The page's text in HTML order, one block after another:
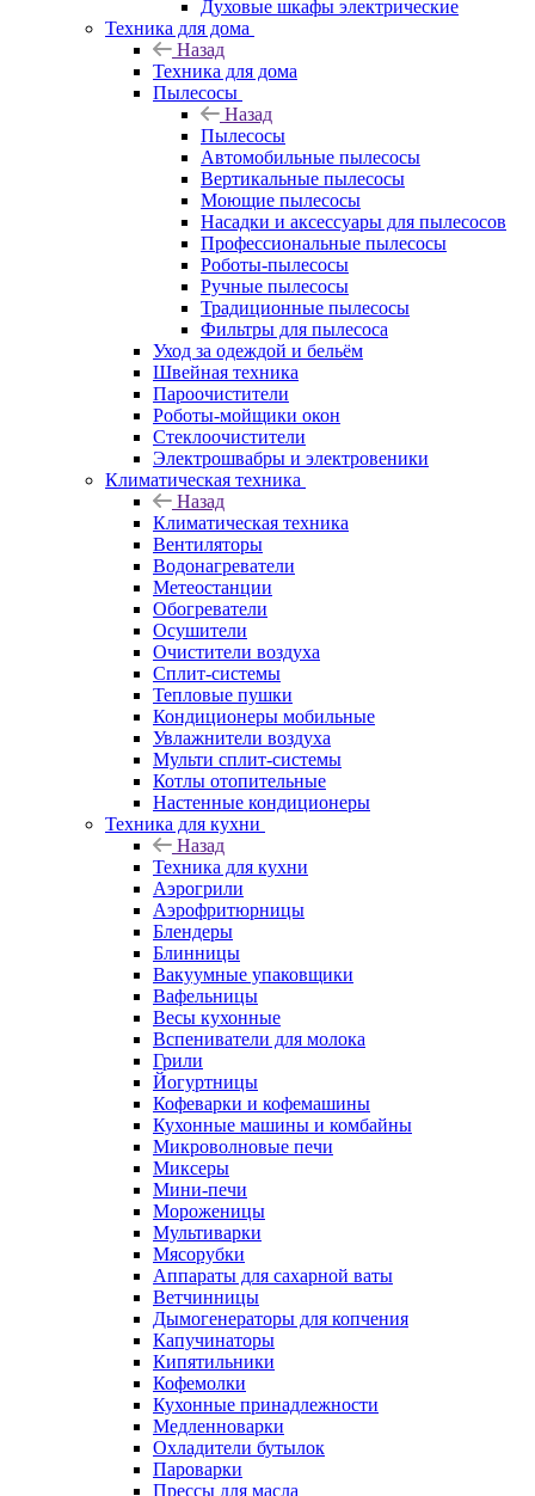
Духовые шкафы электрические
Техника для дома
Назад
Техника для дома
Пылесосы
Назад
Пылесосы
Автомобильные пылесосы
Вертикальные пылесосы
Моющие пылесосы
Насадки и аксессуары для пылесосов
Профессиональные пылесосы
Роботы-пылесосы
Ручные пылесосы
Традиционные пылесосы
Фильтры для пылесоса
Уход за одеждой и бельём
Швейная техника
Пароочистители
Роботы-мойщики окон
Стеклоочистители
Электрошвабры и электровеники
Климатическая техника
Назад
Климатическая техника
Вентиляторы
Водонагреватели
Метеостанции
Обогреватели
Осушители
Очистители воздуха
Сплит-системы
Тепловые пушки
Кондиционеры мобильные
Увлажнители воздуха
Мульти сплит-системы
Котлы отопительные
Настенные кондиционеры
Техника для кухни
Назад
Техника для кухни
Аэрогрили
Аэрофритюрницы
Блендеры
Блинницы
Вакуумные упаковщики
Вафельницы
Весы кухонные
Вспениватели для молока
Грили
Йогуртницы
Кофеварки и кофемашины
Кухонные машины и комбайны
Микроволновые печи
Миксеры
Мини-печи
Мороженицы
Мультиварки
Мясорубки
Аппараты для сахарной ваты
Ветчинницы
Дымогенераторы для копчения
Капучинаторы
Кипятильники
Кофемолки
Кухонные принадлежности
Медленноварки
Охладители бутылок
Пароварки
Прессы для масла